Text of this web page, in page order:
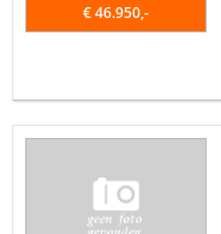
€ 46.950,-